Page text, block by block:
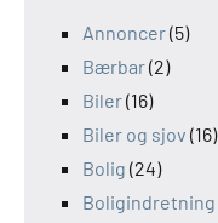
Annoncer(5)
Bærbar(2)
Biler(16)
Biler og sjov (16)
Bolig (24)
Boligindretning